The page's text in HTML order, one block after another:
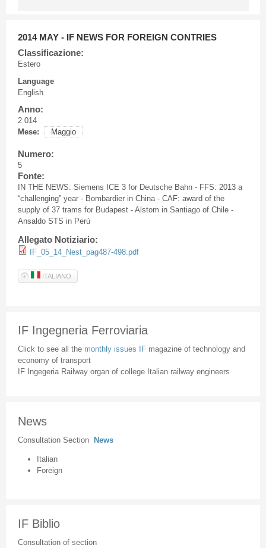
2014 MAY - IF NEWS FOR FOREIGN CONTRIES
Classificazione:
Estero
Language
English
Anno:
2 014
Mese:
Maggio
Numero:
5
Fonte:
IN THE NEWS: Siemens ICE 3 for Deutsche Bahn - FFS: 2013 a
“challenging” year - Bombardier in China - CAF: award of the
supply of 37 trams for Budapest - Alstom in Santiago of Chile -
Ansaldo STS in Perù
Allegato Notiziario:
IF_05_14_Nest_pag487-498.pdf
ITALIANO
IF Ingegneria Ferroviaria
Click to see all the monthly issues IF magazine of technology and
economy of transport
IF Ingegeria Railway organ of college Italian railway engineers
News
Consultation Section News
Italian
Foreign
IF Biblio
Consultation of section